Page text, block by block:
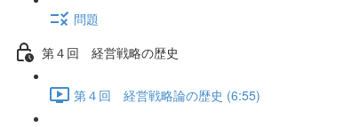
問題
第４回 経営戦略の歴史
第４回 経営戦略論の歴史 (6:55)